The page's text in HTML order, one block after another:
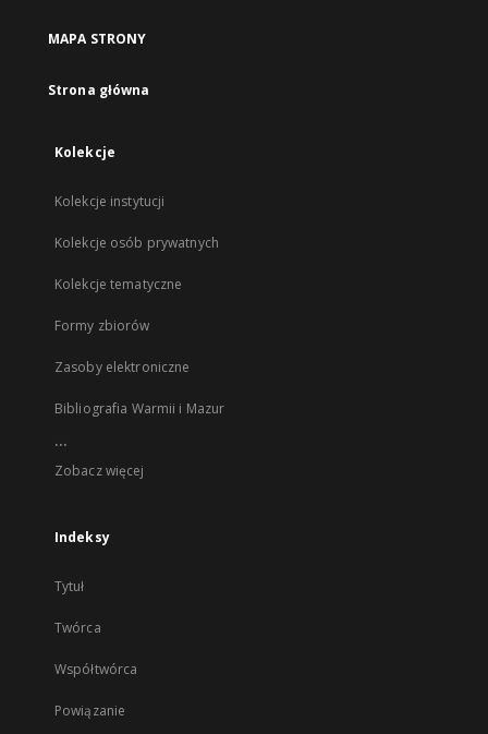
MAPA STRONY
Strona główna
Kolekcje
Kolekcje instytucji
Kolekcje osób prywatnych
Kolekcje tematyczne
Formy zbiorów
Zasoby elektroniczne
Bibliografia Warmii i Mazur
...
Zobacz więcej
Indeksy
Tytuł
Twórca
Współtwórca
Powiązanie